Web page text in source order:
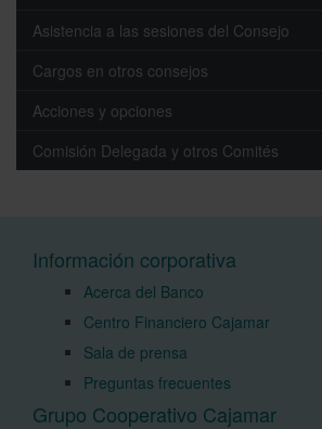
Asistencia a las sesiones del Consejo
Cargos en otros consejos
Acciones y opciones
Comisión Delegada y otros Comités
Información corporativa
Acerca del Banco
Centro Financiero Cajamar
Sala de prensa
Preguntas frecuentes
Grupo Cooperativo Cajamar